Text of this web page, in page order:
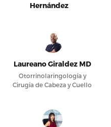
Hernández
Laureano Giraldez MD
Otorrinolaringología y
Cirugía de Cabeza y Cuello